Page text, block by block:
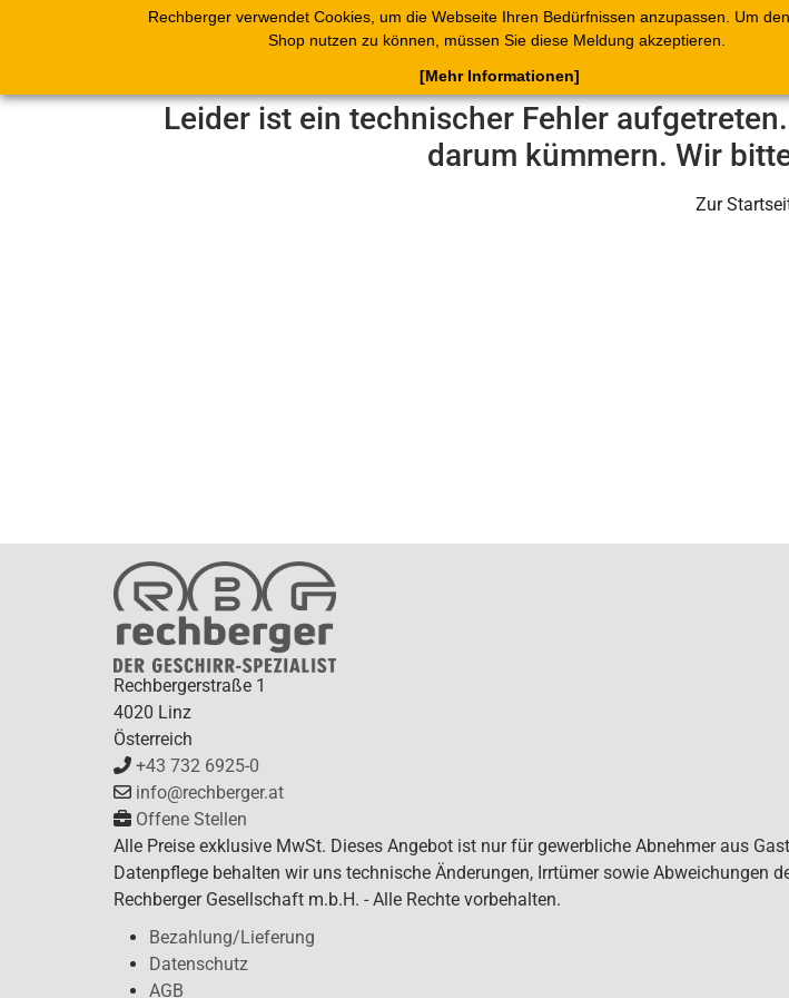
Rechberger verwendet Cookies, um die Webseite Ihren Bedürfnissen anzupassen. Um
Shop nutzen zu können, müssen Sie diese Meldung akzeptieren.
[Mehr Informationen]
Shop Blätterkataloge Warenkorb Belege
Leider ist ein technischer Fehler
darum kümmern. Wir
Zur
Rechbergerstraße 1
4020 Linz
Österreich
+43 732 6925-0
info@rechberger.at
Offene Stellen
Alle Preise exklusive MwSt. Dieses Angebot ist nur für gewerbliche Abnehmer aus
Datenpflege behalten wir uns technische Änderungen, Irrtümer sowie Abweichungen
Rechberger Gesellschaft m.b.H. - Alle Rechte vorbehalten.
Bezahlung/Lieferung
Datenschutz
AGB